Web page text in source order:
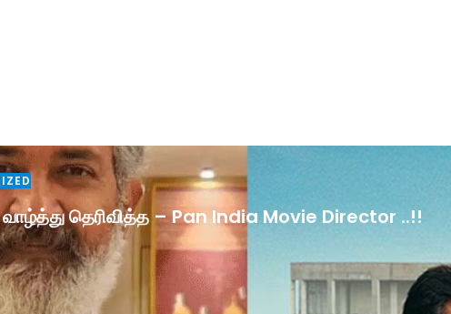
வாழ்த்து தெரிவித்த – Pan India Movie Director ..!!